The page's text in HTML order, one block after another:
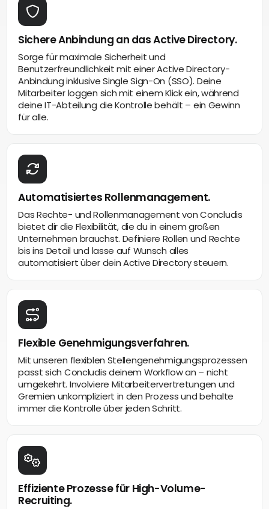
Sichere Anbindung an das Active Directory.
Sorge für maximale Sicherheit und
Benutzerfreundlichkeit mit einer Active Directory-
Anbindung inklusive Single Sign-On (SSO). Deine
Mitarbeiter loggen sich mit einem Klick ein, während
deine IT-Abteilung die Kontrolle behält – ein Gewinn
für alle.
Automatisiertes Rollenmanagement.
Das Rechte- und Rollenmanagement von Concludis
bietet dir die Flexibilität, die du in einem großen
Unternehmen brauchst. Definiere Rollen und Rechte
bis ins Detail und lasse auf Wunsch alles
automatisiert über dein Active Directory steuern.
Flexible Genehmigungsverfahren.
Mit unseren flexiblen Stellengenehmigungsprozessen
passt sich Concludis deinem Workflow an – nicht
umgekehrt. Involviere Mitarbeitervertretungen und
Gremien unkompliziert in den Prozess und behalte
immer die Kontrolle über jeden Schritt.
Effiziente Prozesse für High-Volume-
Recruiting.